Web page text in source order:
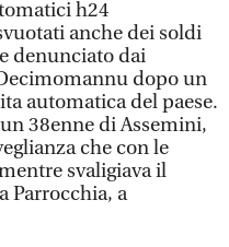
h24
anche dei soldi
denunciato dai
dopo un
automatica del paese.
38enne di Assemini,
che con le
svaligiava il
Parrocchia, a